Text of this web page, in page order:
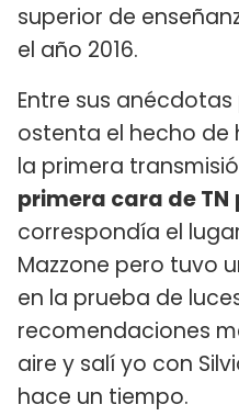
superior de
el año 2016.
Entre sus
ostenta el hecho de
la primera
primera cara de TN
correspondía el
Mazzone pero tuvo
en la prueba de
recomendaciones
aire y salí yo con
hace un tiempo.